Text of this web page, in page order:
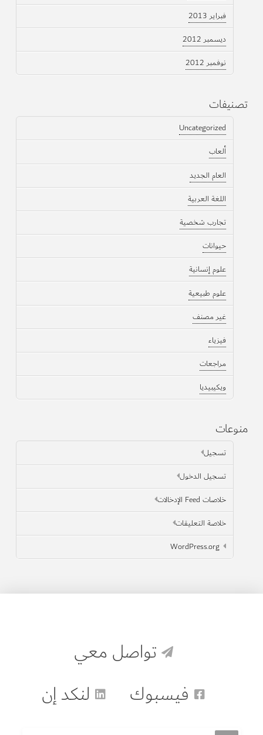
فبراير 2013
ديسمبر 2012
نوفمبر 2012
تصنيفات
Uncategorized
ألعاب
العام الجديد
اللغة العربية
تجارب شخصية
حيوانات
علوم إنسانية
علوم طبيعية
غير مصنف
فيزياء
مراجعات
ويكيبيديا
منوعات
تسجيل
تسجيل الدخول
خلاصات Feed الإدخالات
خلاصة التعليقات
WordPress.org
تواصل معي
فيسبوك
لنكد إن